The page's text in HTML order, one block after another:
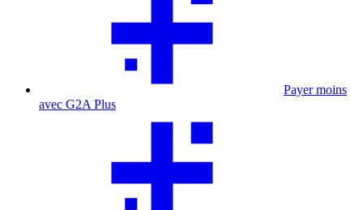
Payer moins
avec G2A Plus